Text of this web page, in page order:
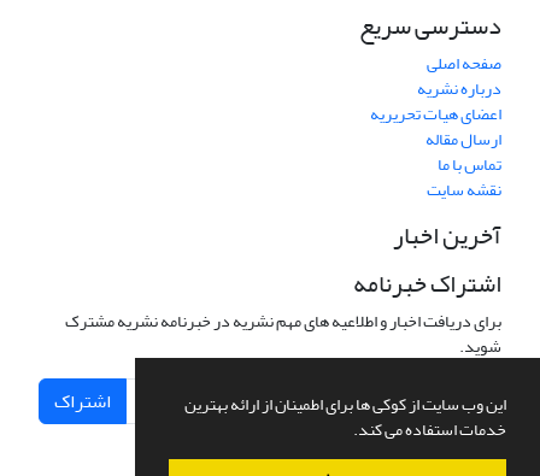
این وب سایت از کوکی ها برای اطمینان از ارائه بهترین
خدمات استفاده می کند.
دسترسی سریع
صفحه اصلی
درباره نشریه
اعضای هیات تحریریه
ارسال مقاله
تماس با ما
نقشه سایت
آخرین اخبار
اشتراک خبرنامه
برای دریافت اخبار و اطلاعیه های مهم نشریه در خبرنامه نشریه مشترک
شوید.
اشتراک